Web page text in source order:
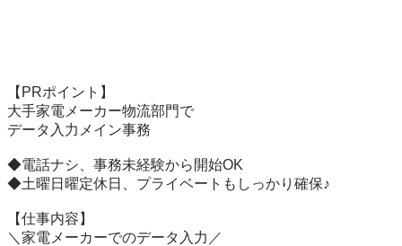
【PRポイント】
大手家電メーカー物流部門で
データ入力メイン事務
◆電話ナシ、事務未経験から開始OK
◆土曜日曜定休日、プライベートもしっかり確保♪
【仕事内容】
＼家電メーカーでのデータ入力／